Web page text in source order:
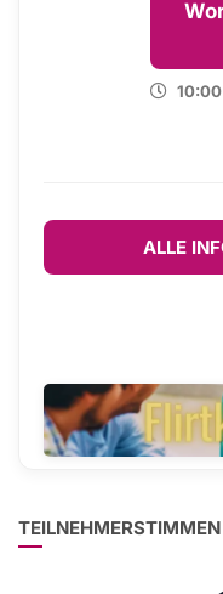
ALLE
TEILNEHMERSTIMMEN